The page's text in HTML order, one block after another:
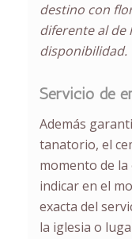
destino con
diferente al de
disponibilidad.
Servicio de
Además
tanatorio, el
momento de la
indicar en el
exacta del
la iglesia o